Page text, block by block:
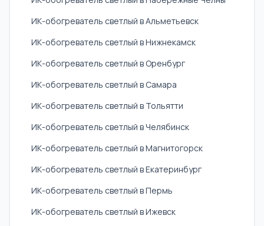
ИК-обогреватель светлый в Альметьевск
ИК-обогреватель светлый в Нижнекамск
ИК-обогреватель светлый в Оренбург
ИК-обогреватель светлый в Самара
ИК-обогреватель светлый в Тольятти
ИК-обогреватель светлый в Челябинск
ИК-обогреватель светлый в Магнитогорск
ИК-обогреватель светлый в Екатеринбург
ИК-обогреватель светлый в Пермь
ИК-обогреватель светлый в Ижевск